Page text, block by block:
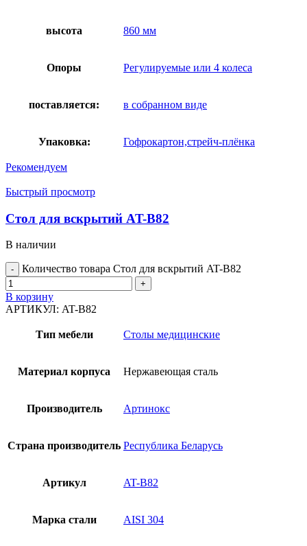
высота 860 мм
Опоры Регулируемые или 4 колеса
поставляется: в собранном виде
Упаковка: Гофрокартон,стрейч-плёнка
Рекомендуем
Быстрый просмотр
Стол для вскрытий AT-B82
В наличии
Количество товара Стол для вскрытий AT-B82
В корзину
АРТИКУЛ: AT-B82
Тип мебели Столы медицинские
Материал корпуса Нержавеющая сталь
Производитель Артинокс
Страна производитель Республика Беларусь
Артикул AT-B82
Марка стали AISI 304